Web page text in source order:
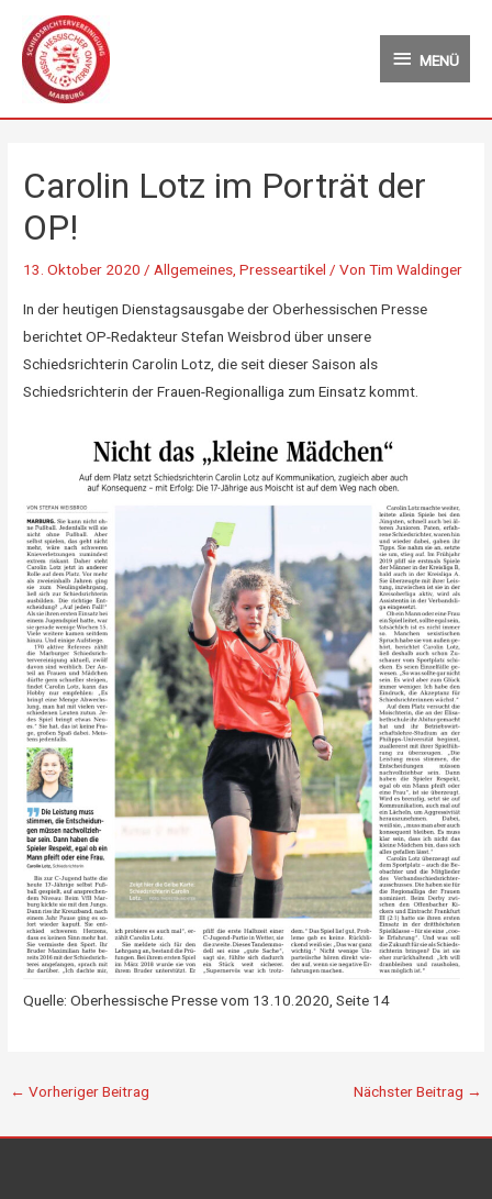
Inhalt
springen
MENÜ
Carolin Lotz im Porträt der
OP!
13. Oktober 2020/Allgemeines,Presseartikel / VonTim Waldinger
In der heutigen Dienstagsausgabe der Oberhessischen Presse
berichtet OP-Redakteur Stefan Weisbrod über unsere
Schiedsrichterin Carolin Lotz, die seit dieser Saison als
Schiedsrichterin der Frauen-Regionalliga zum Einsatz kommt.
Quelle: Oberhessische Presse vom 13.10.2020, Seite 14
← Vorheriger Beitrag Nächster Beitrag →